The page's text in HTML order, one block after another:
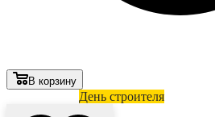
В корзину
День строителя